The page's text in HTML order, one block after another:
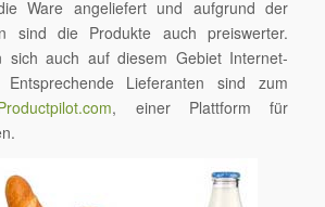
Ware angeliefert und aufgrund der
sind die Produkte auch preiswerter.
sich auch auf diesem Gebiet Internet-
Lieferanten sind zum
, einer Plattform für